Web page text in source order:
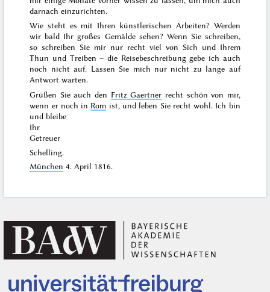
darnach einzurichten.
Wie steht es mit Ihren künstlerischen Arbeiten? Werden
wir bald Ihr großes Gemälde sehen? Wenn Sie schreiben,
so schreiben Sie mir nur recht viel von Sich und Ihrem
Thun und Treiben – die Reisebeschreibung gebe ich auch
noch nicht auf. Lassen Sie mich nur nicht zu lange auf
Antwort warten.
Grüßen Sie auch den Fritz Gaertner recht schön von mir,
wenn er noch in Rom ist, und leben Sie recht wohl. Ich bin
und bleibe
Ihr
Getreuer
Schelling.
München 4. April 1816.